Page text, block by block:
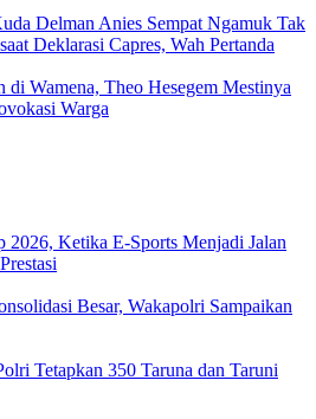
Delman Anies Sempat Ngamuk Tak
Deklarasi Capres, Wah Pertanda
di Wamena, Theo Hesegem Mestinya
Warga
2026, Ketika E-Sports Menjadi Jalan
Besar, Wakapolri Sampaikan
Tetapkan 350 Taruna dan Taruni